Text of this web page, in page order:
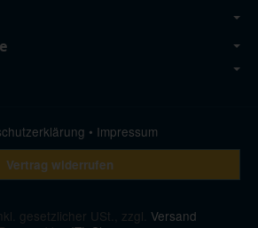
• Impressum
Vertrag widerrufen
gesetzlicher USt., zzgl. Versand